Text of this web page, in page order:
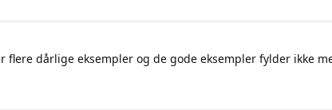
flere dårlige eksempler og de gode eksempler fylder ikke